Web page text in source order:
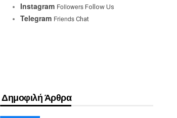
Instagram Followers Follow Us
Telegram Friends Chat
Δημοφιλή Άρθρα